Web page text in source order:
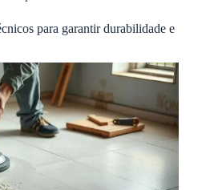
para garantir durabilidade e